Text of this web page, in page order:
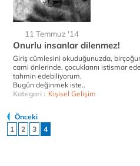
11 Temmuz '14
Onurlu insanlar dilenmez!
Giriş cümlesini okuduğunuzda,
cami önlerinde, çocuklarını istismar
tahmin edebiliyorum.
Bugün değinmek iste..
Kategori : Kişisel Gelişim
Önceki
1
2 3 4